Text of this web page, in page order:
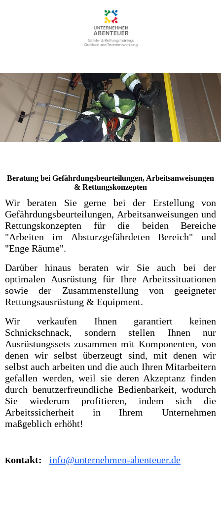
Beratung bei Gefährdungsbeurteilungen, Arbeitsanweisungen
& Rettungskonzepten
Wir beraten Sie gerne bei der Erstellung von
Gefährdungsbeurteilungen, Arbeitsanweisungen und
Rettungskonzepten für die beiden Bereiche
"Arbeiten im Absturzgefährdeten Bereich" und
"Enge Räume".
Darüber hinaus beraten wir Sie auch bei der
optimalen Ausrüstung für Ihre Arbeitssituationen
sowie der Zusammenstellung von geeigneter
Rettungsausrüstung & Equipment.
Wir verkaufen Ihnen garantiert keinen
Schnickschnack, sondern stellen Ihnen nur
Ausrüstungssets zusammen mit Komponenten, von
denen wir selbst überzeugt sind, mit denen wir
selbst auch arbeiten und die auch Ihren Mitarbeitern
gefallen werden, weil sie deren Akzeptanz finden
durch benutzerfreundliche Bedienbarkeit, wodurch
Sie wiederum profitieren, indem sich die
Arbeitssicherheit in Ihrem Unternehmen
maßgeblich erhöht!
Kontakt: info@unternehmen-abenteuer.de